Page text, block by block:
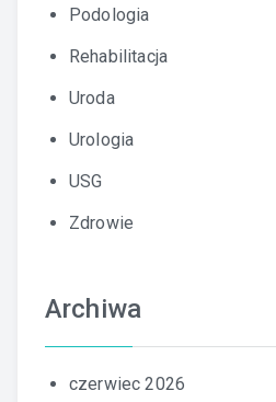
Podologia
Rehabilitacja
Uroda
Urologia
USG
Zdrowie
Archiwa
czerwiec 2026